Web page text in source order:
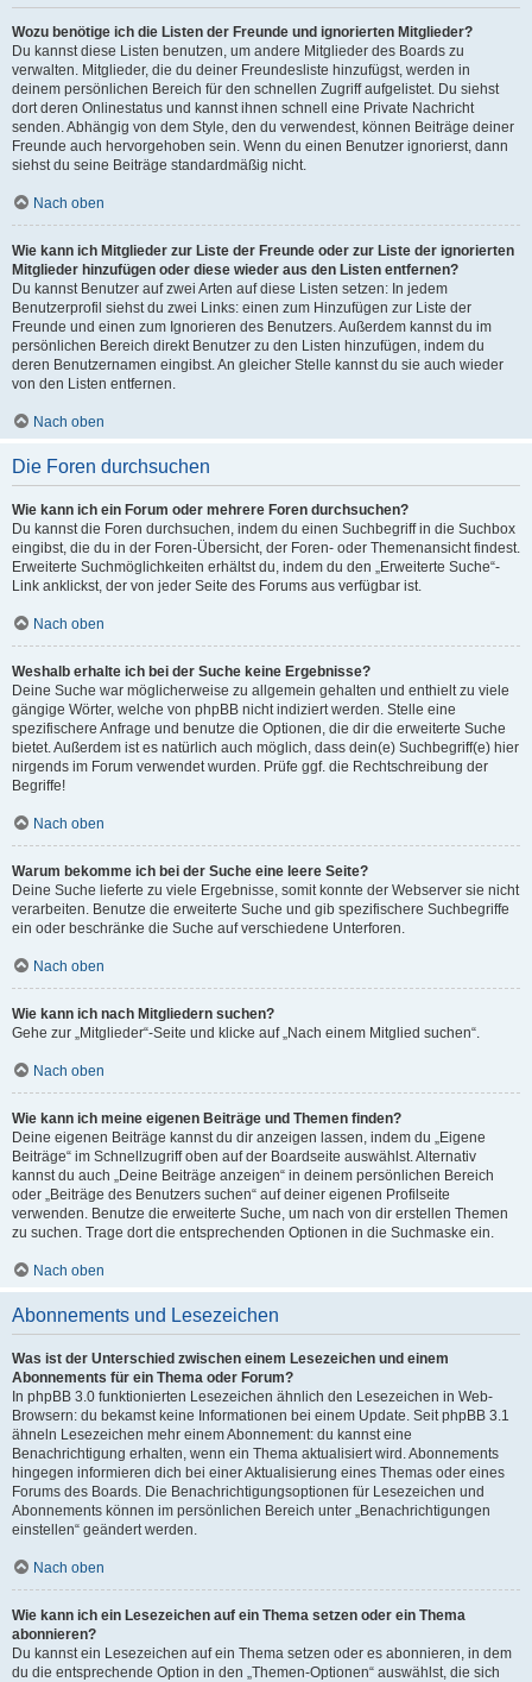
Wozu benötige ich die Listen der Freunde und ignorierten Mitglieder?
Du kannst diese Listen benutzen, um andere Mitglieder des Boards zu
verwalten. Mitglieder, die du deiner Freundesliste hinzufügst, werden in
deinem persönlichen Bereich für den schnellen Zugriff aufgelistet. Du siehst
dort deren Onlinestatus und kannst ihnen schnell eine Private Nachricht
senden. Abhängig von dem Style, den du verwendest, können Beiträge deiner
Freunde auch hervorgehoben sein. Wenn du einen Benutzer ignorierst, dann
siehst du seine Beiträge standardmäßig nicht.
Nach oben
Wie kann ich Mitglieder zur Liste der Freunde oder zur Liste der ignorierten
Mitglieder hinzufügen oder diese wieder aus den Listen entfernen?
Du kannst Benutzer auf zwei Arten auf diese Listen setzen: In jedem
Benutzerprofil siehst du zwei Links: einen zum Hinzufügen zur Liste der
Freunde und einen zum Ignorieren des Benutzers. Außerdem kannst du im
persönlichen Bereich direkt Benutzer zu den Listen hinzufügen, indem du
deren Benutzernamen eingibst. An gleicher Stelle kannst du sie auch wieder
von den Listen entfernen.
Nach oben
Die Foren durchsuchen
Wie kann ich ein Forum oder mehrere Foren durchsuchen?
Du kannst die Foren durchsuchen, indem du einen Suchbegriff in die Suchbox
eingibst, die du in der Foren-Übersicht, der Foren- oder Themenansicht findest.
Erweiterte Suchmöglichkeiten erhältst du, indem du den „Erweiterte Suche“-
Link anklickst, der von jeder Seite des Forums aus verfügbar ist.
Nach oben
Weshalb erhalte ich bei der Suche keine Ergebnisse?
Deine Suche war möglicherweise zu allgemein gehalten und enthielt zu viele
gängige Wörter, welche von phpBB nicht indiziert werden. Stelle eine
spezifischere Anfrage und benutze die Optionen, die dir die erweiterte Suche
bietet. Außerdem ist es natürlich auch möglich, dass dein(e) Suchbegriff(e) hier
nirgends im Forum verwendet wurden. Prüfe ggf. die Rechtschreibung der
Begriffe!
Nach oben
Warum bekomme ich bei der Suche eine leere Seite?
Deine Suche lieferte zu viele Ergebnisse, somit konnte der Webserver sie nicht
verarbeiten. Benutze die erweiterte Suche und gib spezifischere Suchbegriffe
ein oder beschränke die Suche auf verschiedene Unterforen.
Nach oben
Wie kann ich nach Mitgliedern suchen?
Gehe zur „Mitglieder“-Seite und klicke auf „Nach einem Mitglied suchen“.
Nach oben
Wie kann ich meine eigenen Beiträge und Themen finden?
Deine eigenen Beiträge kannst du dir anzeigen lassen, indem du „Eigene
Beiträge“ im Schnellzugriff oben auf der Boardseite auswählst. Alternativ
kannst du auch „Deine Beiträge anzeigen“ in deinem persönlichen Bereich
oder „Beiträge des Benutzers suchen“ auf deiner eigenen Profilseite
verwenden. Benutze die erweiterte Suche, um nach von dir erstellen Themen
zu suchen. Trage dort die entsprechenden Optionen in die Suchmaske ein.
Nach oben
Abonnements und Lesezeichen
Was ist der Unterschied zwischen einem Lesezeichen und einem
Abonnements für ein Thema oder Forum?
In phpBB 3.0 funktionierten Lesezeichen ähnlich den Lesezeichen in Web-
Browsern: du bekamst keine Informationen bei einem Update. Seit phpBB 3.1
ähneln Lesezeichen mehr einem Abonnement: du kannst eine
Benachrichtigung erhalten, wenn ein Thema aktualisiert wird. Abonnements
hingegen informieren dich bei einer Aktualisierung eines Themas oder eines
Forums des Boards. Die Benachrichtigungsoptionen für Lesezeichen und
Abonnements können im persönlichen Bereich unter „Benachrichtigungen
einstellen“ geändert werden.
Nach oben
Wie kann ich ein Lesezeichen auf ein Thema setzen oder ein Thema
abonnieren?
Du kannst ein Lesezeichen auf ein Thema setzen oder es abonnieren, in dem
du die entsprechende Option in den „Themen-Optionen“ auswählst, die sich